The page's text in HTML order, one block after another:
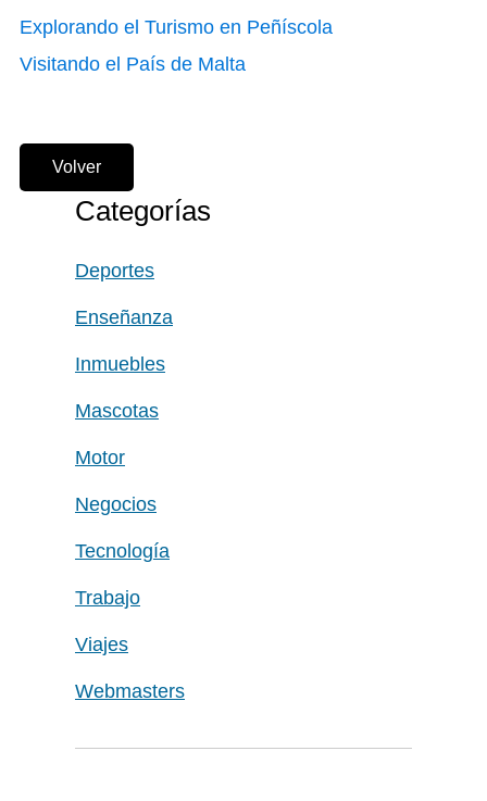
Explorando el Turismo en Peñíscola
Visitando el País de Malta
Volver
Categorías
Deportes
Enseñanza
Inmuebles
Mascotas
Motor
Negocios
Tecnología
Trabajo
Viajes
Webmasters